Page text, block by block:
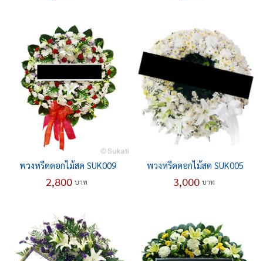
พวงหรีดดอกไม้สด SUK009
2,800 บาท
พวงหรีดดอกไม้สด SUK005
3,000 บาท